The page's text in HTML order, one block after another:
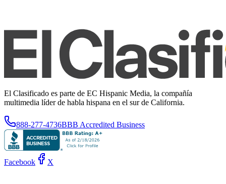
El Clasificado es parte de EC Hispanic Media, la compañía
multimedia líder de habla hispana en el sur de California.
888-277-4736BBB Accredited Business
Facebook X